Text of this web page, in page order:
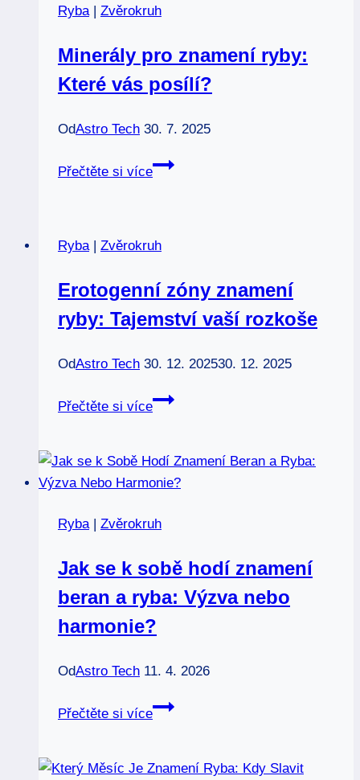
den
váš
osud?
Ryba| Zvěrokruh
Minerály pro znamení ryby:
Které vás posílí?
OdAstro Tech 30. 7. 2025
Přečtěte si více
Minerály
Které
posílí?
Ryba| Zvěrokruh
Erotogenní zóny znamení
ryby: Tajemství vaší rozkoše
OdAstro Tech 30. 12. 202530. 12. 2025
Přečtěte si více
Erotogenní
ryby:
Tajemství
rozkoše
Ryba| Zvěrokruh
Jak se k sobě hodí znamení
beran a ryba: Výzva nebo
harmonie?
OdAstro Tech 11. 4. 2026
Přečtěte si více
Jak
sobě